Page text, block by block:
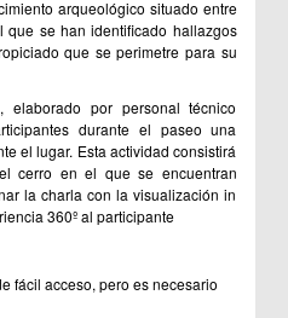
arqueológico situado entre
que se han identificado hallazgos
que se perimetre para su
elaborado por personal técnico
durante el paseo una
el lugar. Esta actividad consistirá
cerro en el que se encuentran
la charla con la visualización in
360º al participante
fácil acceso, pero es necesario